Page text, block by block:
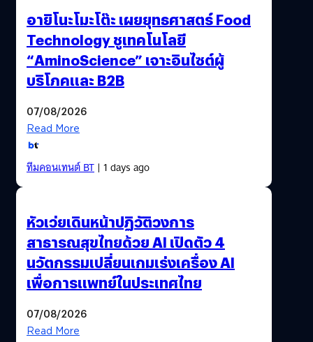
อายิโนะโมะโต๊ะ เผยยุทธศาสตร์ Food
Technology ชูเทคโนโลยี
“AminoScience” เจาะอินไซต์ผู้
บริโภคและ B2B
07/08/2026
Read More
ทีมคอนเทนต์ BT| 1 days ago
หัวเว่ยเดินหน้าปฏิวัติวงการ
สาธารณสุขไทยด้วย AI เปิดตัว 4
นวัตกรรมเปลี่ยนเกมเร่งเครื่อง AI
เพื่อการแพทย์ในประเทศไทย
07/08/2026
Read More